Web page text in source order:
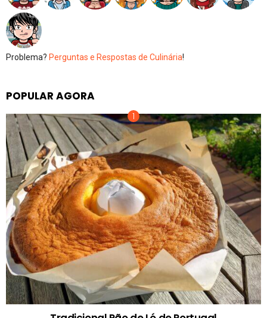
Problema? Perguntas e Respostas de Culinária!
POPULAR AGORA